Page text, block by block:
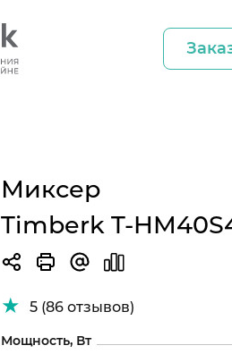
Миксер
Timberk T-
5 (86 отзывов)
Мощность, Вт